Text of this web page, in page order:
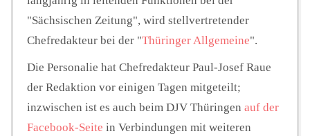
"Sächsischen Zeitung", wird stellvertretender
Chefredakteur bei der "Thüringer Allgemeine".
Die Personalie hat Chefredakteur Paul-Josef Raue
der Redaktion vor einigen Tagen mitgeteilt;
inzwischen ist es auch beim DJV Thüringen auf der
Facebook-Seite in Verbindungen mit weiteren